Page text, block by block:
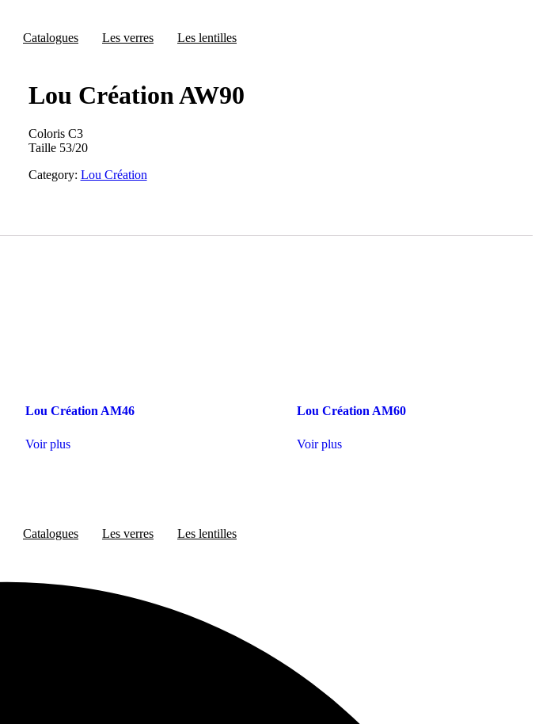
Catalogues Les verres Les lentilles
Lou Création AW90
Coloris C3
Taille 53/20
Category: Lou Création
Lou Création AM46
Voir plus
Lou Création AM60
Voir plus
Catalogues Les verres
Les lentilles